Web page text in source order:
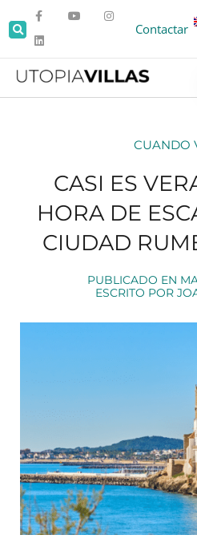
Contactar
CUANDO
CASI ES
HORA DE
CIUDAD
PUBLICADO EN
ESCRITO POR